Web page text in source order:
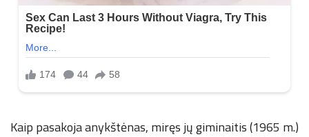
Kaip pasakoja anykštėnas, miręs jų giminaitis (1965 m.)